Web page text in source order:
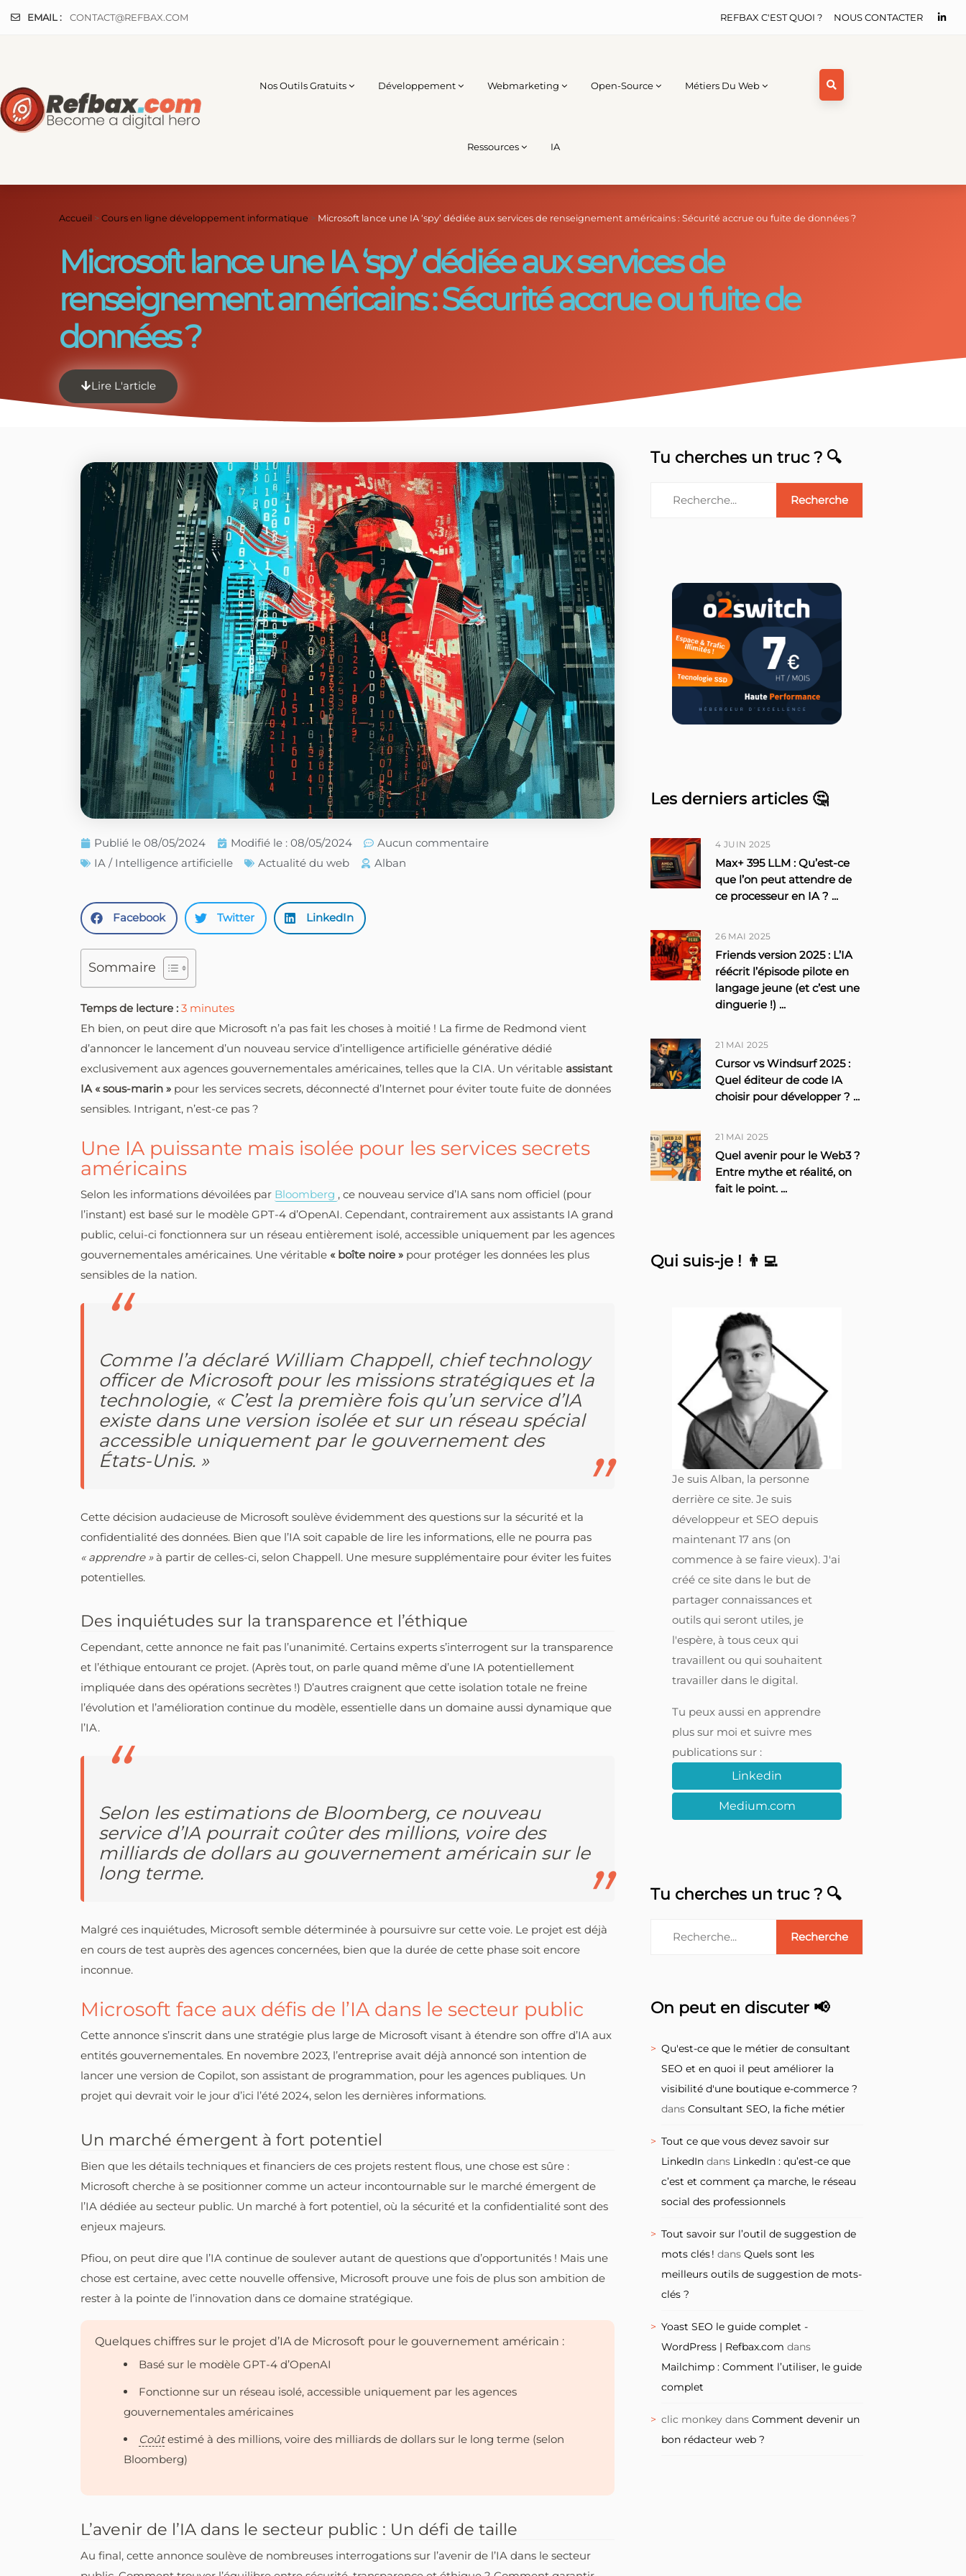
EMAIL : CONTACT@REFBAX.COM NOUS CONTACTER
REFBAX C'EST QUOI ?
Nos Outils Gratuits Développement Webmarketing Open-Source Métiers Du Web
Ressources IA
Accueil > Cours en ligne développement informatique > Microsoft lance une IA ‘spy’ dédiée aux services de renseignement américains : Sécurité accrue ou fuite de données ?
Microsoft lance une IA ‘spy’ dédiée aux services de
renseignement américains : Sécurité accrue ou fuite de
données ?
Lire L'article
Publié le 08/05/2024 Modifié le : 08/05/2024
Aucun commentaire
IA / Intelligence artificielle
Actualité du web Alban
Facebook Twitter LinkedIn
Sommaire
Temps de lecture : 3 minutes
Eh bien, on peut dire que Microsoft n’a pas fait les choses à moitié ! La firme de Redmond vient
d’annoncer le lancement d’un nouveau service d’intelligence artificielle générative dédié
exclusivement aux agences gouvernementales américaines, telles que la CIA. Un véritable assistant
IA « sous-marin » pour les services secrets, déconnecté d’Internet pour éviter toute fuite de données
sensibles. Intrigant, n’est-ce pas ?
Une IA puissante mais isolée pour les services secrets
américains
Selon les informations dévoilées par Bloomberg , ce nouveau service d’IA sans nom officiel (pour
l’instant) est basé sur le modèle GPT-4 d’OpenAI. Cependant, contrairement aux assistants IA grand
public, celui-ci fonctionnera sur un réseau entièrement isolé, accessible uniquement par les agences
gouvernementales américaines. Une véritable « boîte noire » pour protéger les données les plus
sensibles de la nation.
Comme l’a déclaré William Chappell, chief technology
officer de Microsoft pour les missions stratégiques et la
technologie, « C’est la première fois qu’un service d’IA
existe dans une version isolée et sur un réseau spécial
accessible uniquement par le gouvernement des
États-Unis. »
Cette décision audacieuse de Microsoft soulève évidemment des questions sur la sécurité et la
confidentialité des données. Bien que l’IA soit capable de lire les informations, elle ne pourra pas
« apprendre »à partir de celles-ci, selon Chappell. Une mesure supplémentaire pour éviter les fuites
potentielles.
Des inquiétudes sur la transparence et l’éthique
Cependant, cette annonce ne fait pas l’unanimité. Certains experts s’interrogent sur la transparence
et l’éthique entourant ce projet. (Après tout, on parle quand même d’une IA potentiellement
impliquée dans des opérations secrètes !) D’autres craignent que cette isolation totale ne freine
l’évolution et l’amélioration continue du modèle, essentielle dans un domaine aussi dynamique que
l’IA.
Selon les estimations de Bloomberg, ce nouveau
service d’IA pourrait coûter des millions, voire des
milliards de dollars au gouvernement américain sur le
long terme.
Malgré ces inquiétudes, Microsoft semble déterminée à poursuivre sur cette voie. Le projet est déjà
en cours de test auprès des agences concernées, bien que la durée de cette phase soit encore
inconnue.
Microsoft face aux défis de l’IA dans le secteur public
Cette annonce s’inscrit dans une stratégie plus large de Microsoft visant à étendre son offre d’IA aux
entités gouvernementales. En novembre 2023, l’entreprise avait déjà annoncé son intention de
lancer une version de Copilot, son assistant de programmation, pour les agences publiques. Un
projet qui devrait voir le jour d’ici l’été 2024, selon les dernières informations.
Un marché émergent à fort potentiel
Bien que les détails techniques et financiers de ces projets restent flous, une chose est sûre :
Microsoft cherche à se positionner comme un acteur incontournable sur le marché émergent de
l’IA dédiée au secteur public. Un marché à fort potentiel, où la sécurité et la confidentialité sont des
enjeux majeurs.
Pfiou, on peut dire que l’IA continue de soulever autant de questions que d’opportunités ! Mais une
chose est certaine, avec cette nouvelle offensive, Microsoft prouve une fois de plus son ambition de
rester à la pointe de l’innovation dans ce domaine stratégique.
Quelques chiffres sur le projet d’IA de Microsoft pour le gouvernement américain :
Basé sur le modèle GPT-4 d’OpenAI
Fonctionne sur un réseau isolé, accessible uniquement par les agences
gouvernementales américaines
Coûtestimé à des millions, voire des milliards de dollars sur le long terme (selon
Bloomberg)
L’avenir de l’IA dans le secteur public : Un défi de taille
Au final, cette annonce soulève de nombreuses interrogations sur l’avenir de l’IA dans le secteur
Tu cherches un truc ? 🔍
Les derniers articles 🤔
4 JUIN 2025
Max+ 395 LLM : Qu’est-ce
que l’on peut attendre de
ce processeur en IA ? ...
26 MAI 2025
Friends version 2025 : L’IA
réécrit l’épisode pilote en
langage jeune (et c’est une
dinguerie !) ...
21 MAI 2025
Cursor vs Windsurf 2025 :
Quel éditeur de code IA
choisir pour développer ? ...
21 MAI 2025
Quel avenir pour le Web3 ?
Entre mythe et réalité, on
fait le point. ...
Qui suis-je ! 👨‍💻
Je suis Alban, la personne
derrière ce site. Je suis
développeur et SEO depuis
maintenant 17 ans (on
commence à se faire vieux). J'ai
créé ce site dans le but de
partager connaissances et
outils qui seront utiles, je
l'espère, à tous ceux qui
travaillent ou qui souhaitent
travailler dans le digital.
Tu peux aussi en apprendre
plus sur moi et suivre mes
publications sur :
Linkedin
Medium.com
Tu cherches un truc ? 🔍
On peut en discuter 📢
Qu'est-ce que le métier de consultant
SEO et en quoi il peut améliorer la
visibilité d'une boutique e-commerce ?
dansConsultant SEO, la fiche métier
Tout ce que vous devez savoir sur
LinkedIn dans LinkedIn : qu’est-ce que
c’est et comment ça marche, le réseau
social des professionnels
Tout savoir sur l’outil de suggestion de
mots clés ! dansQuels sont les
meilleurs outils de suggestion de mots-
clés ?
Yoast SEO le guide complet -
WordPress | Refbax.com dans
Mailchimp : Comment l’utiliser, le guide
complet
clic monkey dansComment devenir un
bon rédacteur web ?